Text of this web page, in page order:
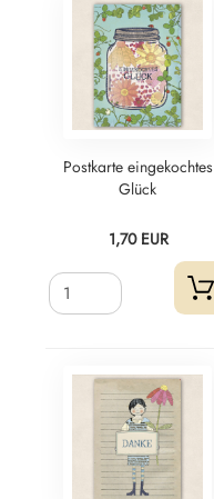
Postkarte eingekochtes
Glück
1,70 EUR